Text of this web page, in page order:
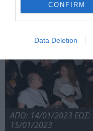
CONFIRM
Data Deletion
ΑΠΟ: 14/01/2023 ΕΩΣ:
15/01/2023